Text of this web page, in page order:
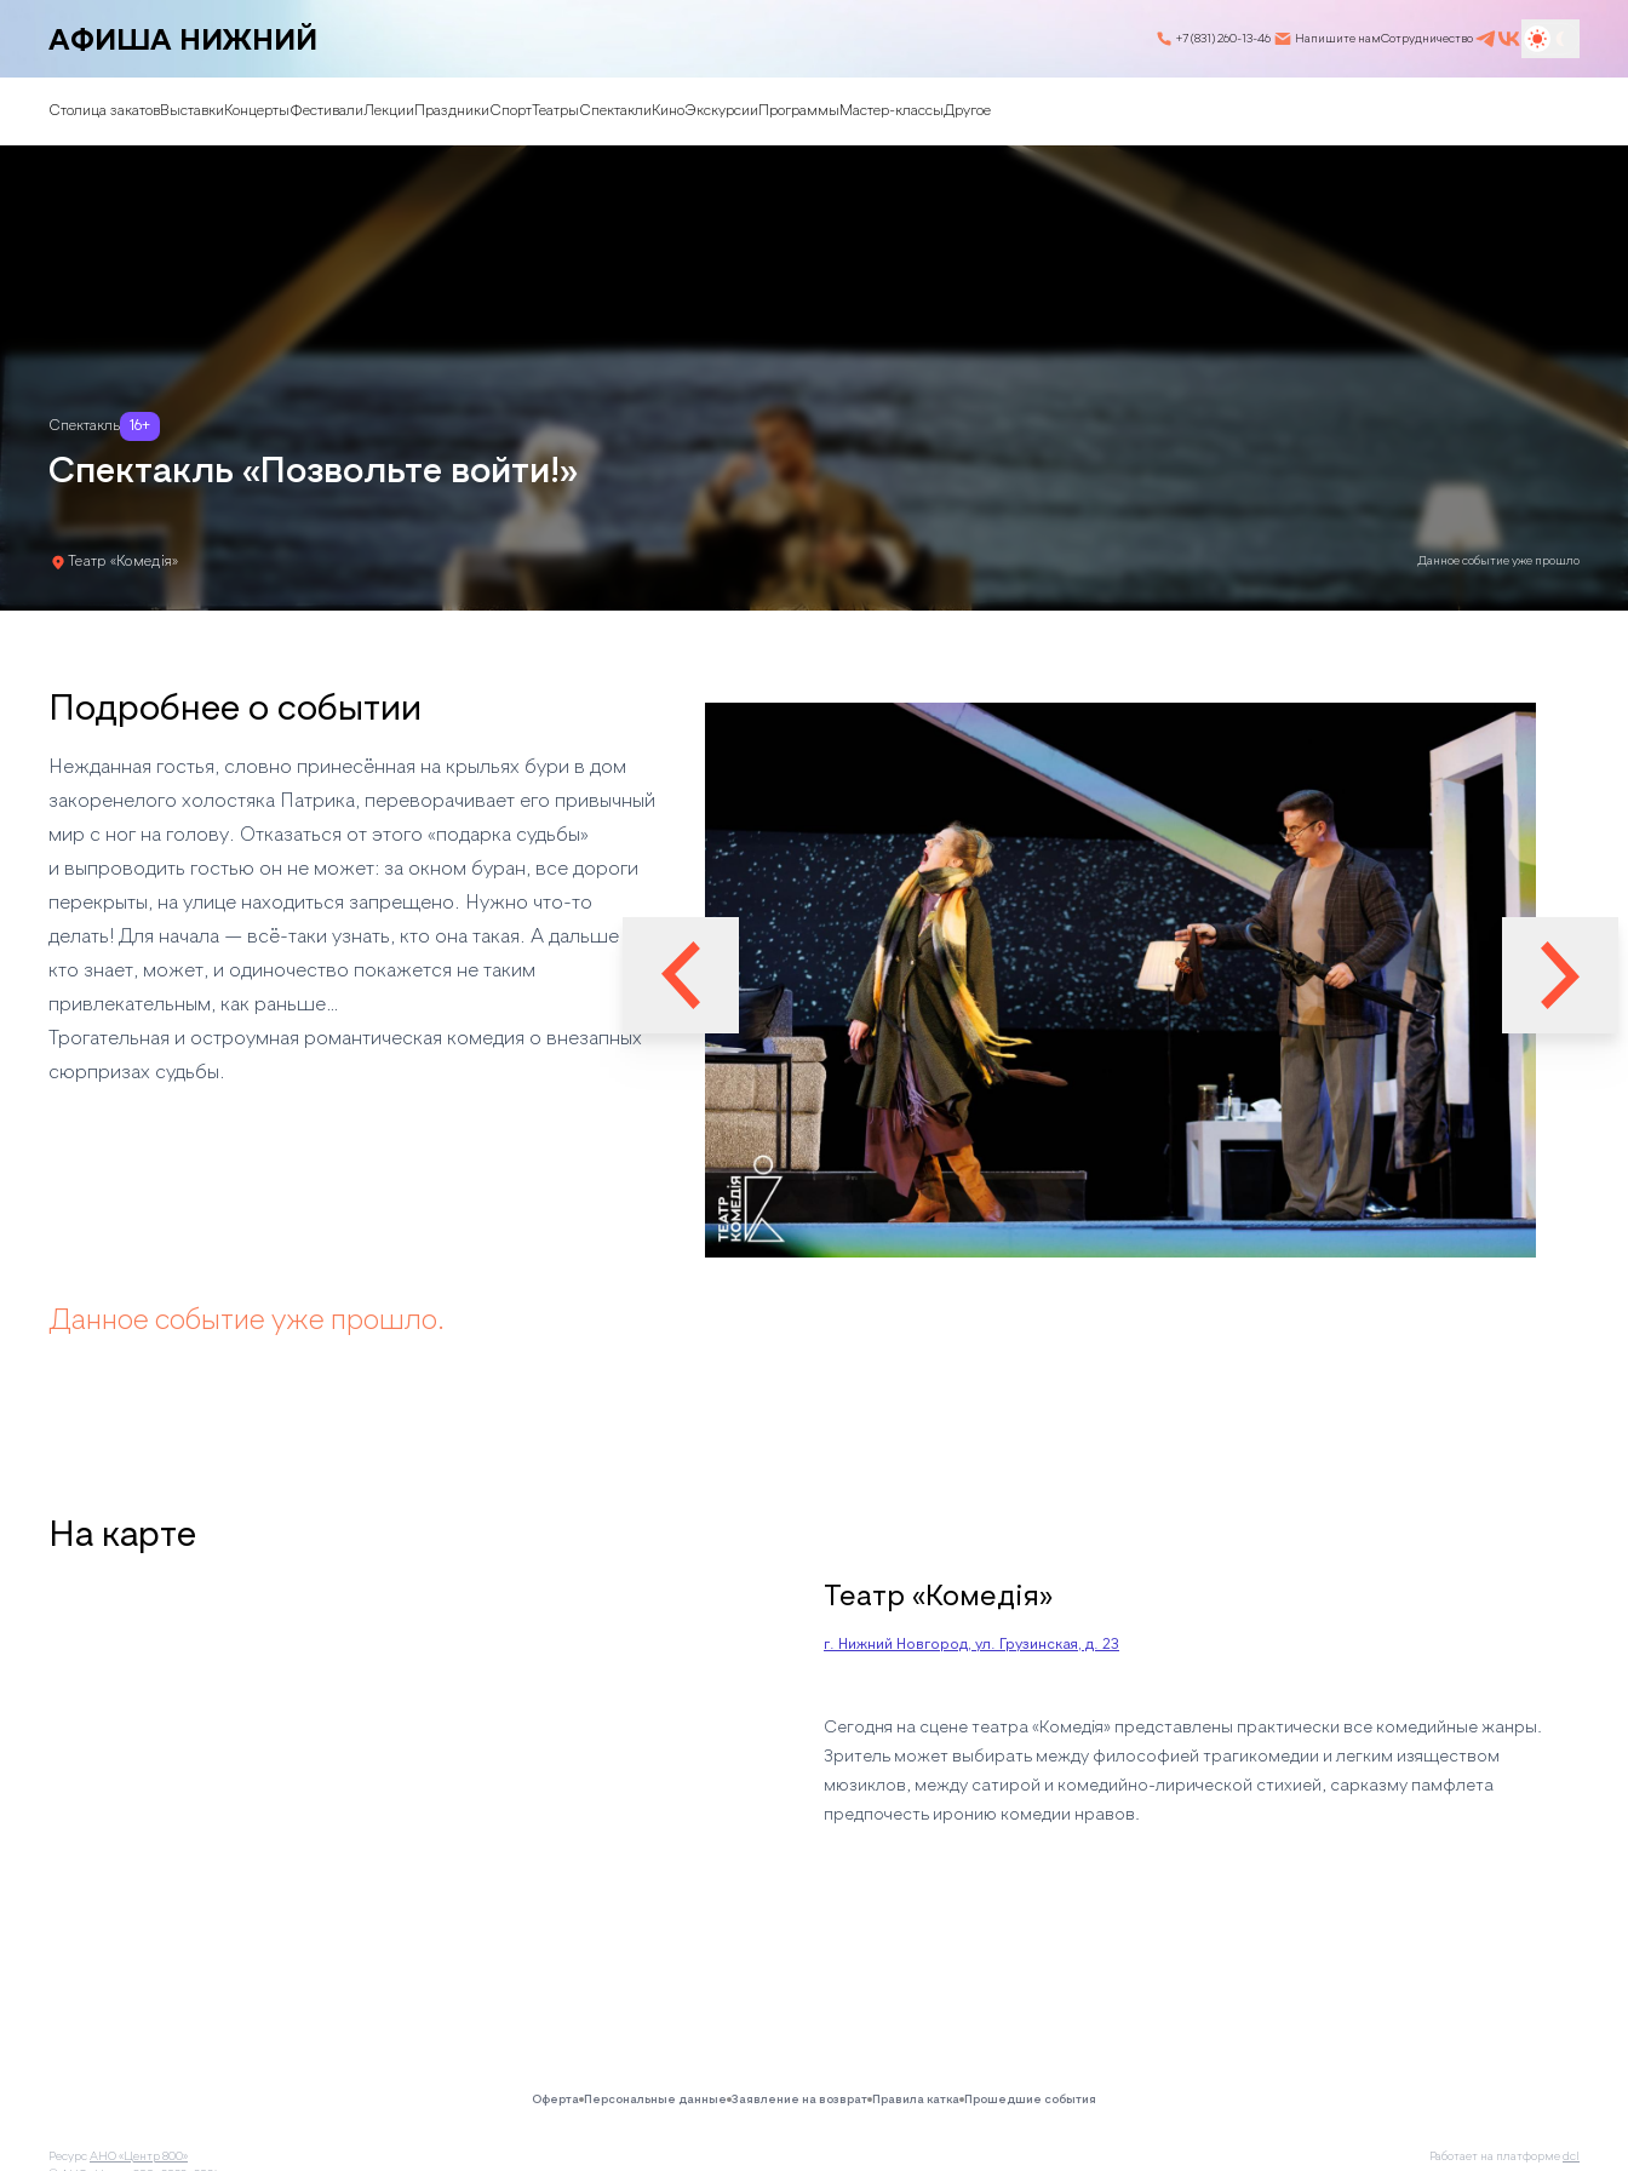
АФИША НИЖНИЙ +7 (831) 260-13-46 Напишите намСотрудничество
Столица закатовВыставкиКонцертыФестивалиЛекции ПраздникиСпорт ТеатрыСпектаклиКиноЭкскурсии Программы Мастер-классыДругое
Спектакль 16+
Спектакль «Позвольте войти!»
Театр «Комедiя» Данное событие уже прошло
Подробнее о событии
Нежданная гостья, словно принесённая на крыльях бури в дом
закоренелого холостяка Патрика, переворачивает его привычный
мир с ног на голову. Отказаться от этого «подарка судьбы»
и выпроводить гостью он не может: за окном буран, все дороги
перекрыты, на улице находиться запрещено. Нужно что-то
делать! Для начала — всё-таки узнать, кто она такая. А дальше —
кто знает, может, и одиночество покажется не таким
привлекательным, как раньше…
Трогательная и остроумная романтическая комедия о внезапных
сюрпризах судьбы.
Данное событие уже прошло.
На карте
Театр «Комедiя»
г. Нижний Новгород, ул. Грузинская, д. 23
Сегодня на сцене театра «Комедiя» представлены практически все комедийные жанры.
Зритель может выбирать между философией трагикомедии и легким изяществом
мюзиклов, между сатирой и комедийно-лирической стихией, сарказму памфлета
предпочесть иронию комедии нравов.
Оферта Персональные данные Заявление на возврат Правила катка Прошедшие события
Ресурс АНО «Центр 800»
Работает на платформе dcl